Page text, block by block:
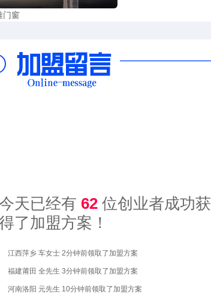
门窗
天已经有 62位创业者成功获
了加盟方案！
河南信阳 聂先生 12分钟前领取了加盟方案
广西百色 车女士 20分钟前 领取了加盟方案
福建莆田 全先生 3分钟前领取了加盟方案
河南洛阳 元先生 10分钟前领取了加盟方案
黑龙江佳木斯 邓先生 8分钟前领取了加盟方案